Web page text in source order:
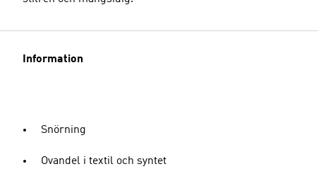
Information
Snörning
Ovandel i textil och syntet